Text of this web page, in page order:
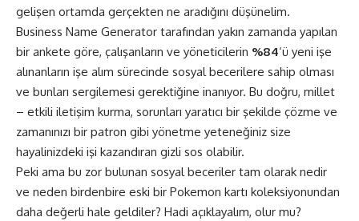
gelişen ortamda gerçekten ne aradığını düşünelim.
Business Name Generator tarafından yakın zamanda yapılan
bir ankete göre, çalışanların ve yöneticilerin %84‘ü yeni işe
alınanların işe alım sürecinde sosyal becerilere sahip olması
ve bunları sergilemesi gerektiğine inanıyor. Bu doğru, millet
– etkili iletişim kurma, sorunları yaratıcı bir şekilde çözme ve
zamanınızı bir patron gibi yönetme yeteneğiniz size
hayalinizdeki işi kazandıran gizli sos olabilir.
Peki ama bu zor bulunan sosyal beceriler tam olarak nedir
ve neden birdenbire eski bir Pokemon kartı koleksiyonundan
daha değerli hale geldiler? Hadi açıklayalım, olur mu?